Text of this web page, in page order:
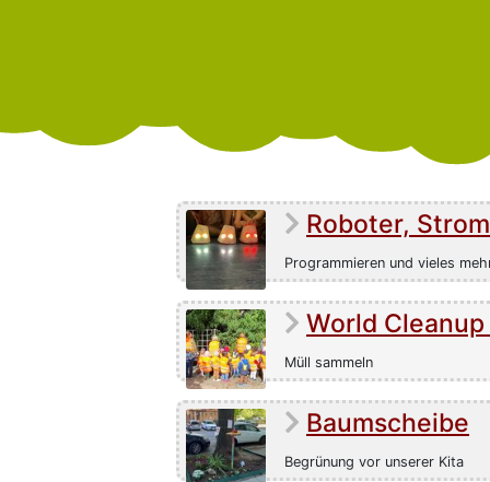
Roboter,
Programmieren und vieles
World
Müll sammeln
Baumscheibe
Begrünung vor unserer Kita